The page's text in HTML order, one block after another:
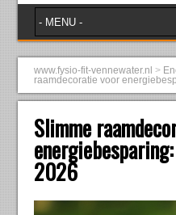
www.fysio-fit-vennewater.nl >
raamdecoratie voor
Slimme
2026